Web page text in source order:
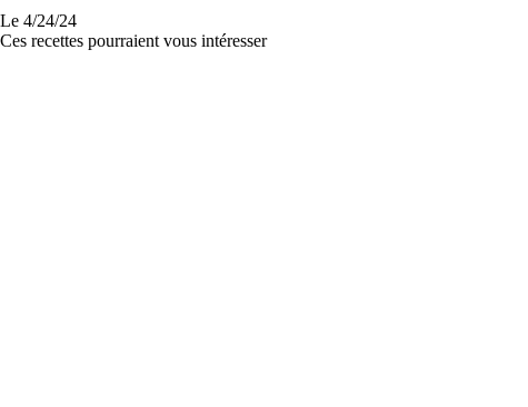
Le 4/24/24
Ces recettes pourraient vous intéresser